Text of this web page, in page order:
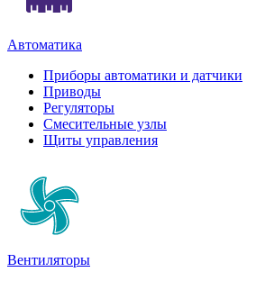
Автоматика
Приборы автоматики и датчики
Приводы
Регуляторы
Смесительные узлы
Щиты управления
Вентиляторы